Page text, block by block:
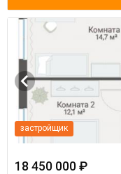
застройщик
18 450 000 ₽